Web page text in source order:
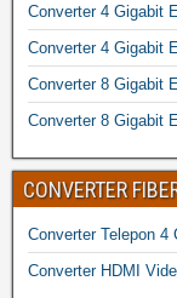
Converter 4 Gigabit
Converter 4 Gigabit
Converter 8 Gigabit
Converter 8 Gigabit
CONVERTER
Converter Telepon 4
Converter HDMI